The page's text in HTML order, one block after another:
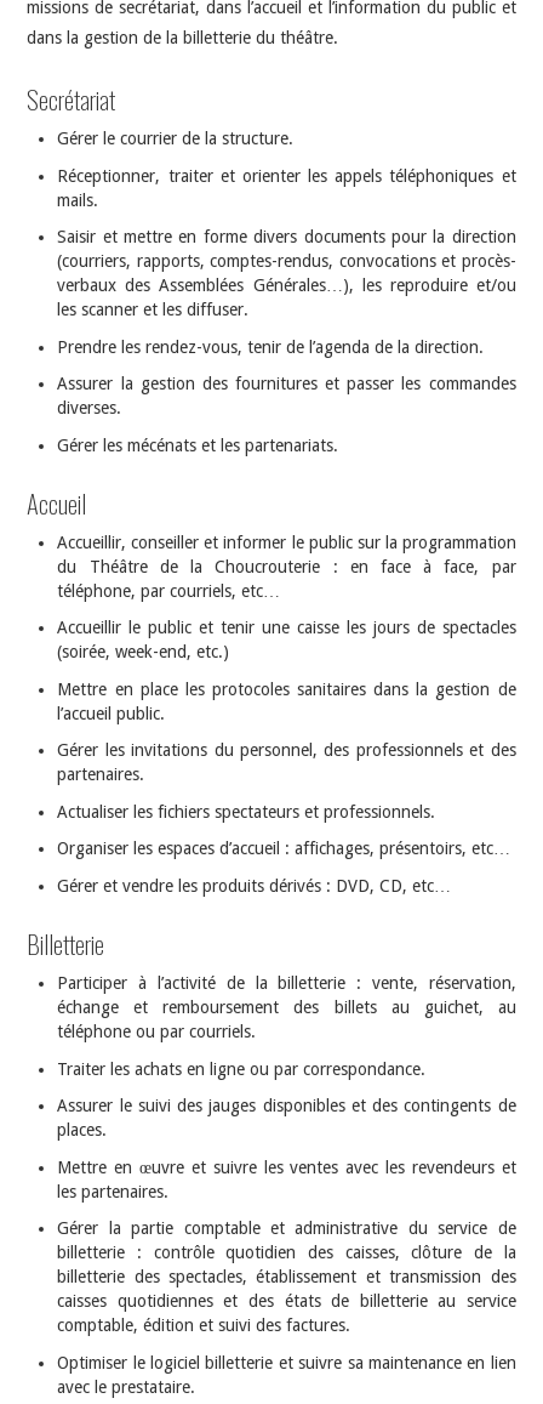
missions de secrétariat, dans l’accueil et l’information du public et
dans la gestion de la billetterie du théâtre.
Secrétariat
Gérer le courrier de la structure.
Réceptionner, traiter et orienter les appels téléphoniques et
mails.
Saisir et mettre en forme divers documents pour la direction
(courriers, rapports, comptes-rendus, convocations et procès-
verbaux des Assemblées Générales…), les reproduire et/ou
les scanner et les diffuser.
Prendre les rendez-vous, tenir de l’agenda de la direction.
Assurer la gestion des fournitures et passer les commandes
diverses.
Gérer les mécénats et les partenariats.
Accueil
Accueillir, conseiller et informer le public sur la programmation
du Théâtre de la Choucrouterie : en face à face, par
téléphone, par courriels, etc…
Accueillir le public et tenir une caisse les jours de spectacles
(soirée, week-end, etc.)
Mettre en place les protocoles sanitaires dans la gestion de
l’accueil public.
Gérer les invitations du personnel, des professionnels et des
partenaires.
Actualiser les fichiers spectateurs et professionnels.
Organiser les espaces d’accueil : affichages, présentoirs, etc…
Gérer et vendre les produits dérivés : DVD, CD, etc…
Billetterie
Participer à l’activité de la billetterie : vente, réservation,
échange et remboursement des billets au guichet, au
téléphone ou par courriels.
Traiter les achats en ligne ou par correspondance.
Assurer le suivi des jauges disponibles et des contingents de
places.
Mettre en œuvre et suivre les ventes avec les revendeurs et
les partenaires.
Gérer la partie comptable et administrative du service de
billetterie : contrôle quotidien des caisses, clôture de la
billetterie des spectacles, établissement et transmission des
caisses quotidiennes et des états de billetterie au service
comptable, édition et suivi des factures.
Optimiser le logiciel billetterie et suivre sa maintenance en lien
avec le prestataire.